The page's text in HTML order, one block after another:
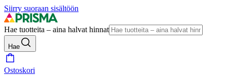
Siirry suoraan sisältöön
Hae tuotteita – aina halvat hinnat
Hae
Ostoskori